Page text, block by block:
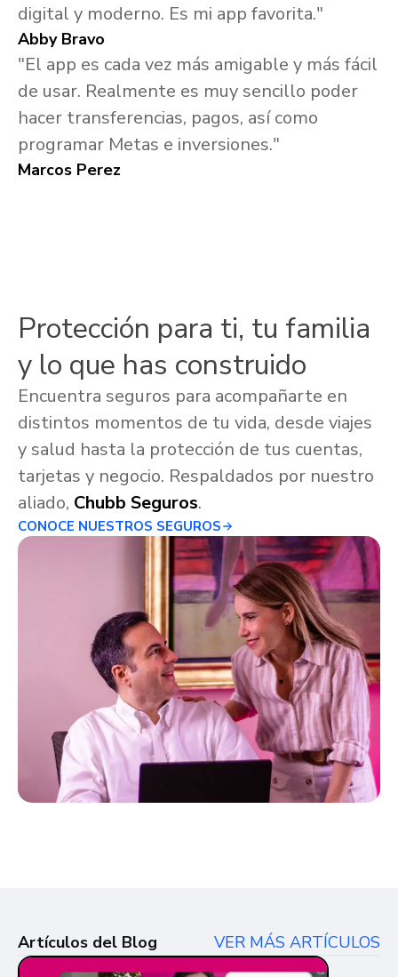
digital y moderno. Es mi app favorita."
Abby Bravo
"El app es cada vez más amigable y más fácil
de usar. Realmente es muy sencillo poder
hacer transferencias, pagos, así como
programar Metas e inversiones."
Marcos Perez
Protección para ti, tu familia
y lo que has construido
Encuentra seguros para acompañarte en
distintos momentos de tu vida, desde viajes
y salud hasta la protección de tus cuentas,
tarjetas y negocio. Respaldados por nuestro
aliado, Chubb Seguros.
CONOCE NUESTROS SEGUROS
Artículos del Blog VER MÁS ARTÍCULOS